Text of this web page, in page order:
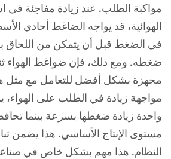
مواكبة الطلب. عند زيادة مفاجئة في
الهوائية، قد يواجه الضاغط أحادي
في الضغط قبل أن يتمكن من اللحاق
ضغطه. ومع ذلك، فإن ضواغط الهواء
مجهزة بشكل أفضل للتعامل مع مثل
مواجهة زيادة في الطلب على الهواء،
واحدة زيادة ضغطها بسرعة بينما
مستوى الإنتاج الأساسي. هذا يضمن
النظام. هذا مهم بشكل خاص في